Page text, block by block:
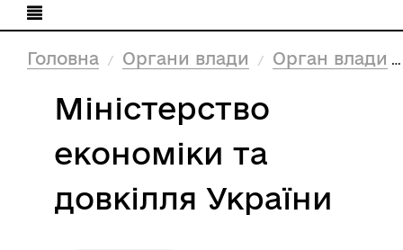
Головна Органи влади Орган влади
Міністерство
економіки та
довкілля України